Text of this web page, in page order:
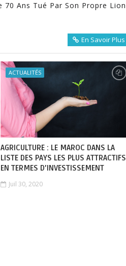
70 Ans Tué Par Son Propre Lion
En Savoir Plus
ACTUALITÉS
AGRICULTURE : LE MAROC DANS LA
LISTE DES PAYS LES PLUS ATTRACTIFS
EN TERMES D’INVESTISSEMENT
Juil 30, 2020